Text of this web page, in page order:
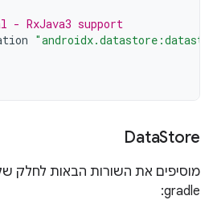
- RxJava3 support
DataStore
מוסיפים את השורות הבאות לחלק
gradle: